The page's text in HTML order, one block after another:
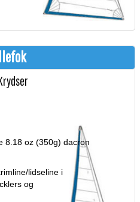
8.18 oz (350g) dacron
lidseline i
og